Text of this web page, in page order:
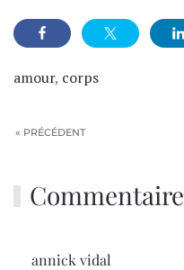
amour, corps
« PRÉCÉDENT
Commentaire
annick vidal